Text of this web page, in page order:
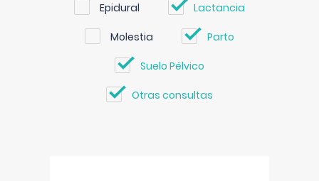
Epidural Lactancia
Molestia Parto
Suelo Pélvico
Otras consultas